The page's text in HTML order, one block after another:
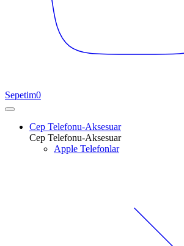
Sepetim0
Cep Telefonu-Aksesuar
Cep Telefonu-Aksesuar
Apple Telefonlar